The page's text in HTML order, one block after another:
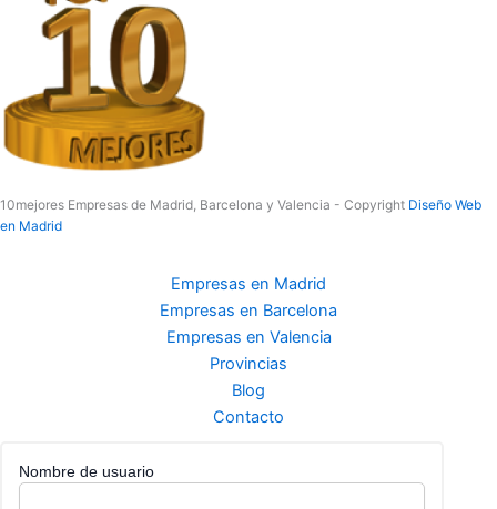
10mejores Empresas de Madrid, Barcelona y Valencia - Copyright Diseño Web
en Madrid
Empresas en Madrid
Empresas en Barcelona
Empresas en Valencia
Provincias
Blog
Contacto
Nombre de usuario